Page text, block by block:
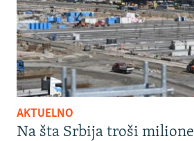
AKTUELNO
Na šta Srbija troši